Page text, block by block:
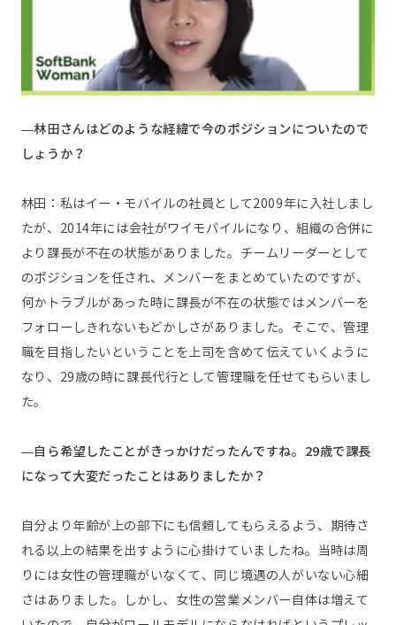
—林田さんはどのような経緯で今のポジションについたので
しょうか？
林田：私はイー・モバイルの社員として2009年に入社しまし
たが、2014年には会社がワイモバイルになり、組織の合併に
より課長が不在の状態がありました。チームリーダーとして
のポジションを任され、メンバーをまとめていたのですが、
何かトラブルがあった時に課長が不在の状態ではメンバーを
フォローしきれないもどかしさがありました。そこで、管理
職を目指したいということを上司を含めて伝えていくように
なり、29歳の時に課長代行として管理職を任せてもらいまし
た。
—自ら希望したことがきっかけだったんですね。29歳で課長
になって大変だったことはありましたか？
自分より年齢が上の部下にも信頼してもらえるよう、期待さ
れる以上の結果を出すように心掛けていましたね。当時は周
りには女性の管理職がいなくて、同じ境遇の人がいない心細
さはありました。しかし、女性の営業メンバー自体は増えて